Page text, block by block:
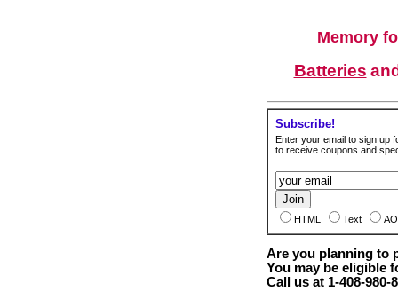
Memory
Batteries
Subscribe!
Enter your email to sign up
to receive coupons and
HTML Text
Are you planning to
You may be eligible
Call us at 1-408-980-